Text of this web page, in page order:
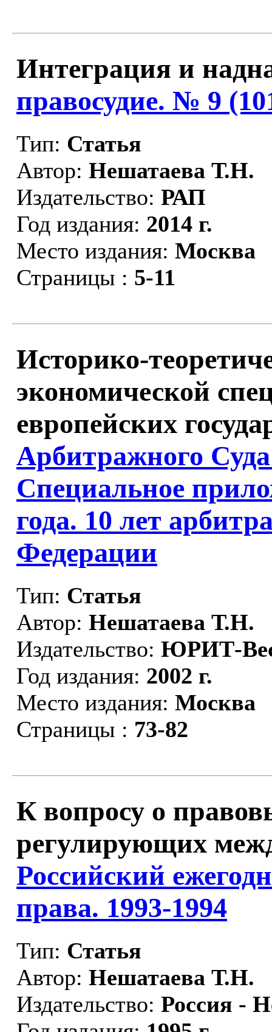
Интеграция и
правосудие. № 9
Тип: Статья
Автор: Нешатаева Т.Н.
Издательство: РАП
Год издания: 2014 г.
Место издания: Москва
Страницы : 5-11
Историко-
экономической
европейских
Арбитражного
Специальное
года. 10 лет
Федерации
Тип: Статья
Автор: Нешатаева Т.Н.
Издательство: ЮРИТ-
Год издания: 2002 г.
Место издания: Москва
Страницы : 73-82
К вопросу о
регулирующих
Российский
права. 1993-1994
Тип: Статья
Автор: Нешатаева Т.Н.
Издательство: Россия -